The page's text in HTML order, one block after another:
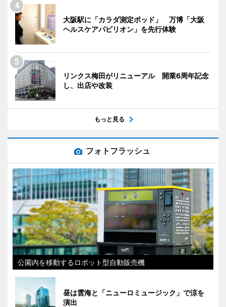
大阪駅に「カラダ測定ポッド」 万博「大阪
ヘルスケアパビリオン」を先行体験
リンクス梅田がリニューアル 開業6周年記念
し、出店や改装
もっと見る
フォトフラッシュ
公園内を移動するロボット型自動販売機
昼は雲海と「ニューロミュージック」で涼を
演出